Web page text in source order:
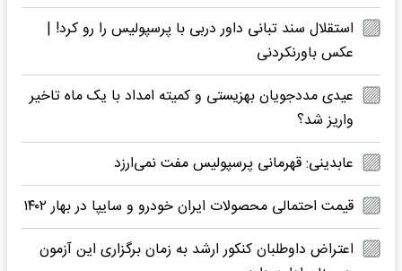
استقلال سند تبانی داور دربی با پرسپولیس را رو کرد! |
عکس باورنکردنی
عیدی مددجویان بهزیستی و کمیته امداد با یک ماه تاخیر
واریز شد؟
عابدینی: قهرمانی پرسپولیس مفت نمی‌ارزد
قیمت احتمالی محصولات ایران خودرو و سایپا در بهار ۱۴۰۲
اعتراض داوطلبان کنکور ارشد به زمان برگزاری این آزمون